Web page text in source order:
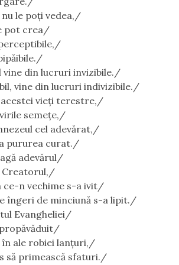
nu le poți vedea,/
pot crea/
vine din lucruri invizibile./
vine din lucruri indivizibile./
acestei vieți terestre,/
semețe,/
cel adevărat,/
pururea curat./
adevărul/
Creatorul,/
ce-n vechime s-a ivit/
îngeri de minciună s-a lipit./
Evangheliei/
în ale robiei lanțuri,/
să primească sfaturi./